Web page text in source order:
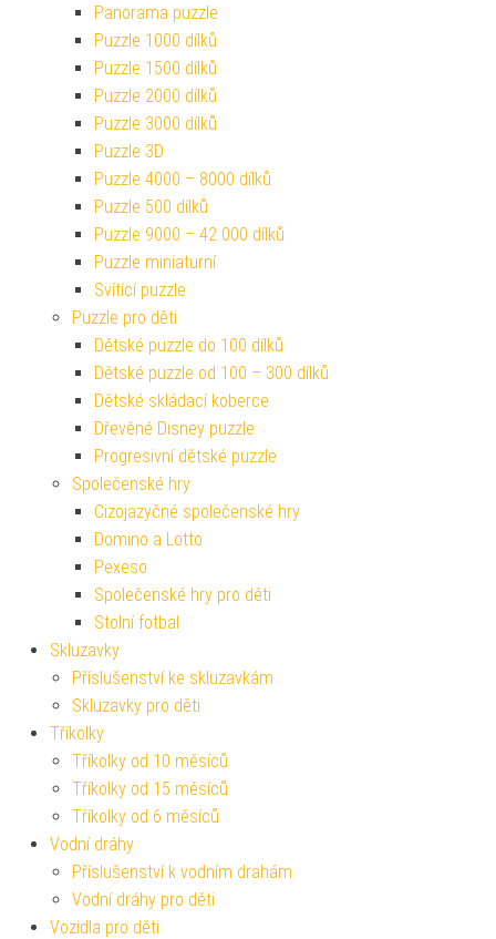
Panorama puzzle
Puzzle 1000 dílků
Puzzle 1500 dílků
Puzzle 2000 dílků
Puzzle 3000 dílků
Puzzle 3D
Puzzle 4000 – 8000 dílků
Puzzle 500 dílků
Puzzle 9000 – 42 000 dílků
Puzzle miniaturní
Svítící puzzle
Puzzle pro děti
Dětské puzzle do 100 dílků
Dětské puzzle od 100 – 300 dílků
Dětské skládací koberce
Dřevěné Disney puzzle
Progresivní dětské puzzle
Společenské hry
Cizojazyčné společenské hry
Domino a Lotto
Pexeso
Společenské hry pro děti
Stolní fotbal
Skluzavky
Příslušenství ke skluzavkám
Skluzavky pro děti
Tříkolky
Tříkolky od 10 měsíců
Tříkolky od 15 měsíců
Tříkolky od 6 měsíců
Vodní dráhy
Příslušenství k vodním drahám
Vodní dráhy pro děti
Vozidla pro děti